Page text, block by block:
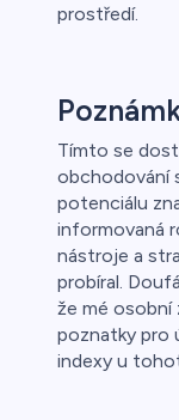
prostředí.
Tímto se
obchodování
potenciálu
informovaná
nástroje a
probíral.
že mé
poznatky pro
indexy u